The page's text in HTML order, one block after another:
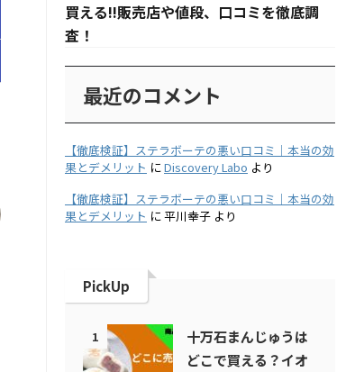
買える!!販売店や値段、口コミを徹底調
査！
最近のコメント
【徹底検証】ステラボーテの悪い口コミ｜本当の効
果とデメリット にDiscovery Labo より
【徹底検証】ステラボーテの悪い口コミ｜本当の効
果とデメリット に平川幸子 より
PickUp
1
十万石まんじゅうは
どこで買える？イオ